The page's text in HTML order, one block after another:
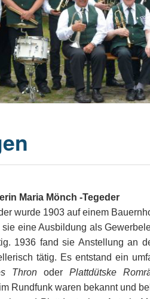
20 Jahrhundert
Maria Mönch -Tegeder
wurde 1903 auf einem
sie eine Ausbildung als
1936 fand sie Anstellung an
tätig. Es entstand ein
Thron oder Plattdütske
Rundfunk waren bekannt und